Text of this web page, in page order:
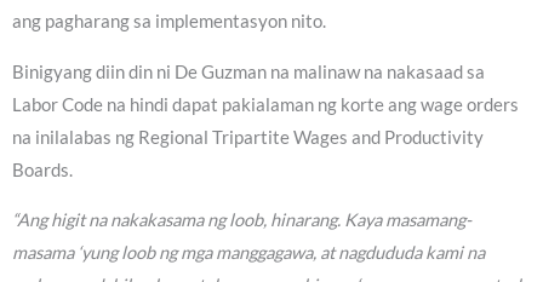
ang pagharang sa implementasyon nito.
Binigyang diin din ni De Guzman na malinaw na nakasaad sa
Labor Code na hindi dapat pakialaman ng korte ang wage orders
na inilalabas ng Regional Tripartite Wages and Productivity
Boards.
“Ang higit na nakakasama ng loob, hinarang. Kaya masamang-
masama ‘yung loob ng mga manggagawa, at nagdududa kami na